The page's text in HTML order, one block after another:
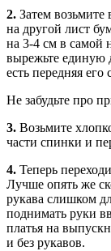
2. Затем возьмите
на другой лист
на 3-4 см в самой
вырежьте единую
есть передняя его
Не забудьте про
3. Возьмите
части спинки и
4. Теперь
Лучше опять же
рукава слишком
поднимать руки
платья на
и без рукавов.